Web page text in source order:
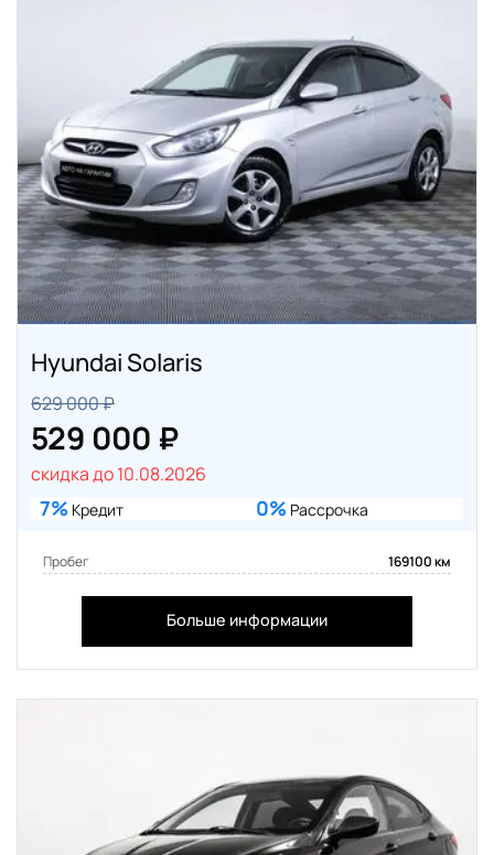
Hyundai Solaris
629 000 ₽
529 000 ₽
скидка до 10.08.2026
7% Кредит 0% Рассрочка
Пробег 169100 км
Больше информации